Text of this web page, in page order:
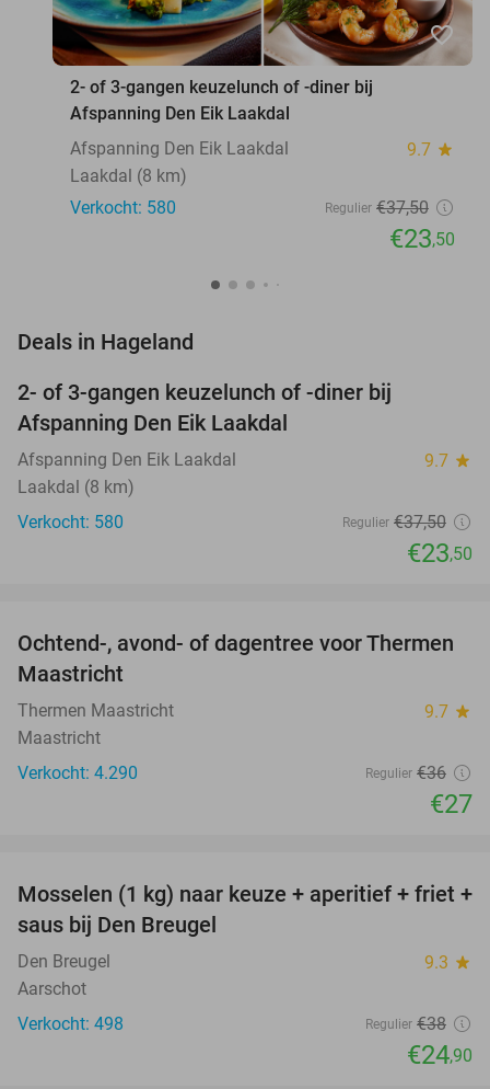
favorite_border
2- of 3-gangen keuzelunch of -diner bij
Afspanning Den Eik Laakdal
Afspanning Den Eik Laakdal
9.7 star
Laakdal (8 km)
Verkocht: 580
Regulier €37,50
€23,50
Deals in Hageland
2- of 3-gangen keuzelunch of -diner bij
Afspanning Den Eik Laakdal
Afspanning Den Eik Laakdal 9.7 star
Laakdal (8 km)
Verkocht: 580
Regulier €37,50
€23,50
25%
Ochtend-, avond- of dagentree voor Thermen
Maastricht
Thermen Maastricht 9.7 star
Maastricht
Verkocht: 4.290
Regulier €36
€27
34%
Mosselen (1 kg) naar keuze + aperitief + friet +
saus bij Den Breugel
Den Breugel 9.3 star
Aarschot
Verkocht: 498
Regulier €38
€24,90